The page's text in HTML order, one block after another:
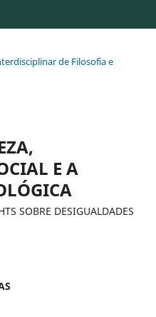
de Filosofia e
E A
SOBRE DESIGUALDADES